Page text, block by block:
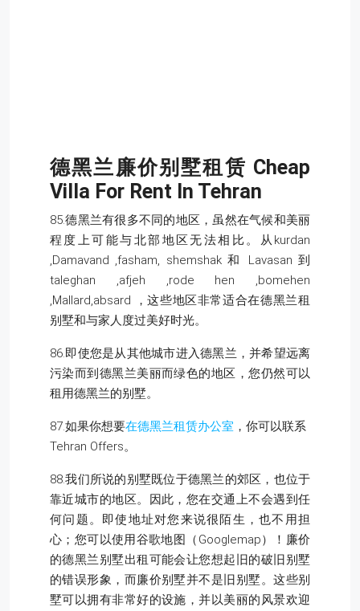
德黑兰廉价别墅租赁 Cheap
Villa For Rent In Tehran
85.德黑兰有很多不同的地区，虽然在气候和美丽
程度上可能与北部地区无法相比。从kurdan
,Damavand ,fasham, shemshak 和 Lavasan 到
taleghan ,afjeh ,rode hen ,bomehen
,Mallard,absard ，这些地区非常适合在德黑兰租
别墅和与家人度过美好时光。
86.即使您是从其他城市进入德黑兰，并希望远离
污染而到德黑兰美丽而绿色的地区，您仍然可以
租用德黑兰的别墅。
87.如果你想要在德黑兰租赁办公室 ，你可以联系
Tehran Offers。
88.我们所说的别墅既位于德黑兰的郊区，也位于
靠近城市的地区。因此，您在交通上不会遇到任
何问题。即使地址对您来说很陌生，也不用担
心；您可以使用谷歌地图（Googlemap）！廉价
的德黑兰别墅出租可能会让您想起旧的破旧别墅
的错误形象，而廉价别墅并不是旧别墅。这些别
墅可以拥有非常好的设施，并以美丽的风景欢迎